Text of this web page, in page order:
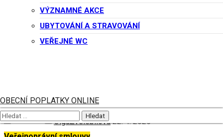
VÝZNAMNÉ AKCE
UBYTOVÁNÍ A STRAVOVÁNÍ
VEŘEJNÉ WC
OBECNÍ POPLATKY ONLINE
Veřejnosprávní smlouva –
ČZS Potštejn
OlgaZvelebilova 22. 4. 2025